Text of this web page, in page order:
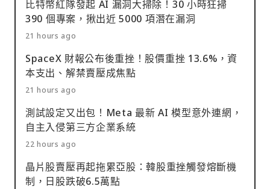
比特幣紅隊發起 AI 漏洞大掃除！30 小時狂掃
390 個專案，揪出近 5000 項潛在漏洞
21 hours ago
SpaceX 財報公布後重挫！股價重挫 13.6%，資
本支出、解禁賣壓成焦點
21 hours ago
測試設定又出包！Meta 最新 AI 模型意外連網，
自主入侵第三方企業系統
22 hours ago
晶片股賣壓再起拖累亞股：韓股重挫觸發熔斷機
制，日股跌破6.5萬點